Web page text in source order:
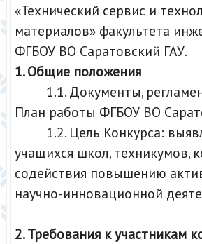
«Технический сервис и
материалов» факультета
ФГБОУ ВО Саратовский ГАУ.
1. Общие положения
1.1. Документы,
План работы ФГБОУ ВО
1.2. Цель Конкурса:
учащихся школ, техникумов,
содействия повышению
научно-инновационной
2. Требования к участникам